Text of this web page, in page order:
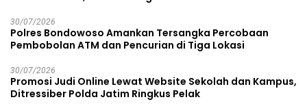
30/07/2026
Polres Bondowoso Amankan Tersangka Percobaan
Pembobolan ATM dan Pencurian di Tiga Lokasi
30/07/2026
Promosi Judi Online Lewat Website Sekolah dan Kampus,
Ditressiber Polda Jatim Ringkus Pelak